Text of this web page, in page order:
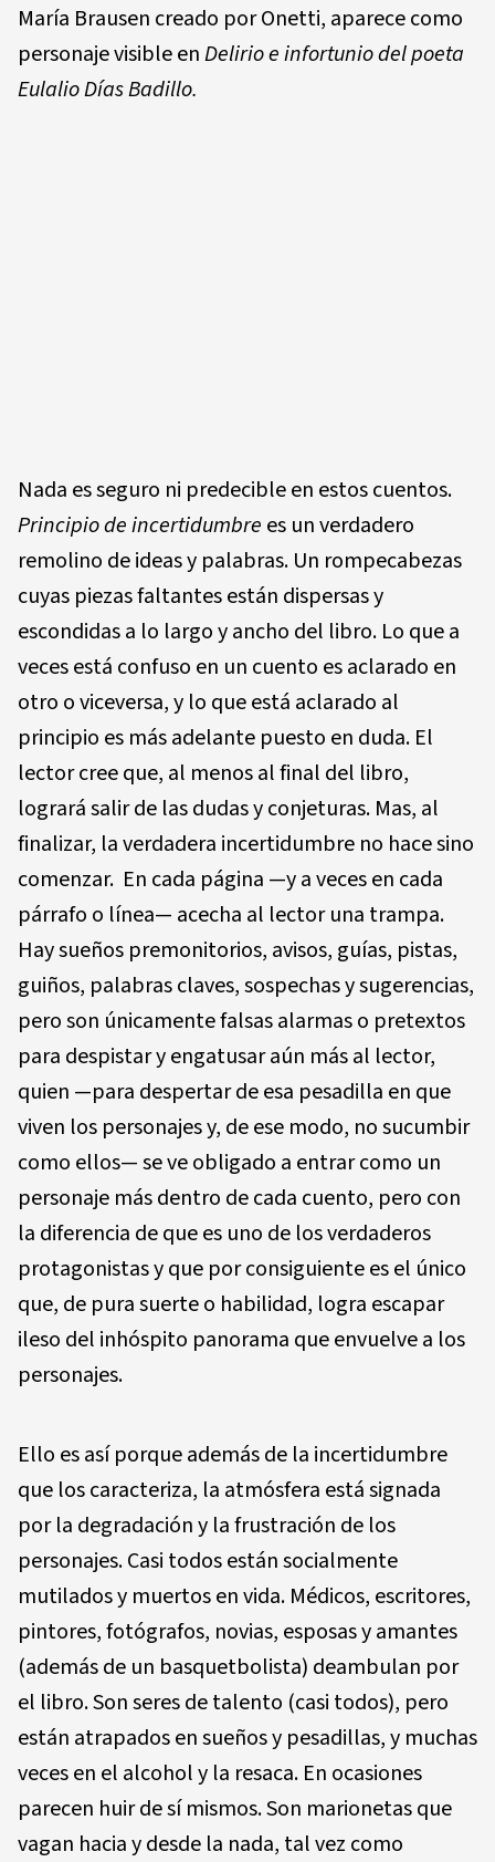
María Brausen creado por Onetti, aparece como
personaje visible enDelirio e infortunio del poeta
Eulalio Días Badillo.
Nada es seguro ni predecible en estos cuentos.
Principio de incertidumbre es un verdadero
remolino de ideas y palabras. Un rompecabezas
cuyas piezas faltantes están dispersas y
escondidas a lo largo y ancho del libro. Lo que a
veces está confuso en un cuento es aclarado en
otro o viceversa, y lo que está aclarado al
principio es más adelante puesto en duda. El
lector cree que, al menos al final del libro,
logrará salir de las dudas y conjeturas. Mas, al
finalizar, la verdadera incertidumbre no hace sino
comenzar. En cada página —y a veces en cada
párrafo o línea— acecha al lector una trampa.
Hay sueños premonitorios, avisos, guías, pistas,
guiños, palabras claves, sospechas y sugerencias,
pero son únicamente falsas alarmas o pretextos
para despistar y engatusar aún más al lector,
quien —para despertar de esa pesadilla en que
viven los personajes y, de ese modo, no sucumbir
como ellos— se ve obligado a entrar como un
personaje más dentro de cada cuento, pero con
la diferencia de que es uno de los verdaderos
protagonistas y que por consiguiente es el único
que, de pura suerte o habilidad, logra escapar
ileso del inhóspito panorama que envuelve a los
personajes.
Ello es así porque además de la incertidumbre
que los caracteriza, la atmósfera está signada
por la degradación y la frustración de los
personajes. Casi todos están socialmente
mutilados y muertos en vida. Médicos, escritores,
pintores, fotógrafos, novias, esposas y amantes
(además de un basquetbolista) deambulan por
el libro. Son seres de talento (casi todos), pero
están atrapados en sueños y pesadillas, y muchas
veces en el alcohol y la resaca. En ocasiones
parecen huir de sí mismos. Son marionetas que
vagan hacia y desde la nada, tal vez como